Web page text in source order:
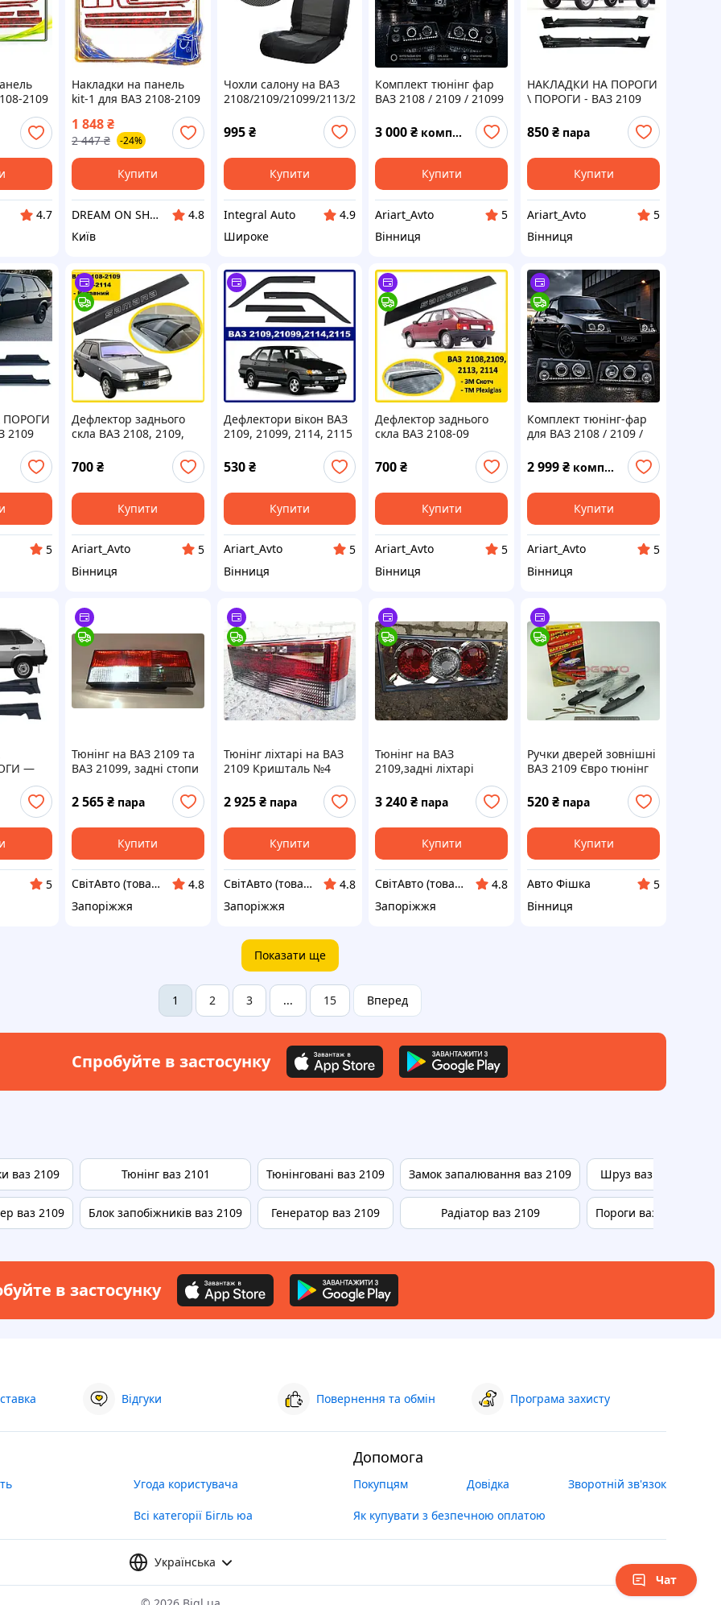
2109
4.7
Накладки на панель
kit-1 для ВАЗ 2108-2109
пластикові самоклеючі
для авто оформлення
інтер'єру DM-11
1 848₴
2 447 ₴ -24%
Купити
DREAM ON SHOP
4.8
Київ
Чохли салону на ВАЗ
2108/2109/21099/2113/2114/2115
995 ₴
Купити
Integral Auto
4.9
Широке
Комплект тюнінг фар
ВАЗ 2108 / 2109 / 21099
BLACK ліва+права
3 000₴ комплект
Купити
Ariart_Avto
5
Вінниця
НАКЛАДКИ НА ПОРОГИ
\ ПОРОГИ - ВАЗ 2109
(гладкі)
850₴ пара
Купити
Ariart_Avto
5
Вінниця
ПОРОГИ
2109
5
Дефлектор заднього
скла ВАЗ 2108, 2109,
2113, 2114 (вставний)
AV-Tuning
700₴
Купити
Ariart_Avto
5
Вінниця
Дефлектори вікон ВАЗ
2109, 21099, 2114, 2115
530 ₴
Купити
Ariart_Avto
5
Вінниця
Дефлектор заднього
скла ВАЗ 2108-09
Tuning
700₴
Купити
Ariart_Avto
5
Вінниця
Комплект тюнінг-фар
для ВАЗ 2108 / 2109 /
21099 — BLACK LENS
2 999₴ комплект
Купити
Ariart_Avto
5
Вінниця
—
5
Тюнінг на ВАЗ 2109 та
ВАЗ 21099, задні стопи
патронах, тоновані.
2 565₴ пара
Купити
СвітАвто (товари для тюнінгу автомобілів ВАЗ)
4.8
Запоріжжя
Тюнінг ліхтарі на ВАЗ
2109 Кришталь №4
2 925 ₴ пара
Купити
СвітАвто (товари для тюнінгу автомобілів ВАЗ)
4.8
Запоріжжя
Тюнінг на ВАЗ
2109,задні ліхтарі
№0013-1 (хромовані)
3 240₴ пара
Купити
СвітАвто (товари для тюнінгу автомобілів ВАЗ)
4.8
Запоріжжя
Ручки дверей зовнішні
ВАЗ 2109 Євро тюнінг
520₴ пара
Купити
Авто Фішка
5
Вінниця
Показати ще
1 2 3 ... 15 Вперед
Спробуйте в застосунку
ваз 2109
ваз 2109
Тюнінг ваз 2101
Блок запобіжників ваз 2109
Тюнінговані ваз 2109
Генератор ваз 2109
Замок запалювання ваз 2109
Радіатор ваз 2109
Шруз ваз 2109
Пороги ваз 2109
в застосунку
Відгуки Повернення та обмін Програма захисту
Угода користувача
Всі категорії Бігль юа
Допомога
Покупцям Довідка Зворотній зв'язок
Як купувати з безпечною оплатою
Українська
Чат